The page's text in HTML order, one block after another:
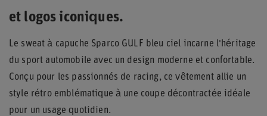
et logos iconiques.
Le sweat à capuche Sparco GULF bleu ciel incarne l'héritage
du sport automobile avec un design moderne et confortable.
Conçu pour les passionnés de racing, ce vêtement allie un
style rétro emblématique à une coupe décontractée idéale
pour un usage quotidien.